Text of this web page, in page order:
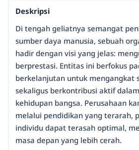
Deskripsi
Di tengah geliatnya semangat
sumber daya manusia, sebuah
hadir dengan visi yang jelas:
berprestasi. Entitas ini berfokus
berkelanjutan untuk mengangkat
sekaligus berkontribusi aktif
kehidupan bangsa. Perusahaan
melalui pendidikan yang terarah,
individu dapat terasah optimal,
masa depan yang lebih cerah.